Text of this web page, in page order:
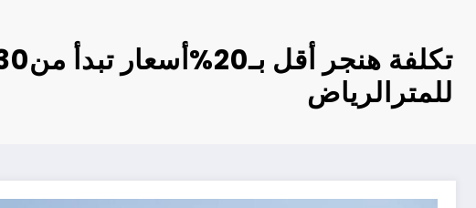
للمترالرياض